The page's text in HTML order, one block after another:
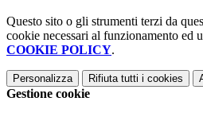
Questo sito o gli strumenti terzi da
cookie necessari al funzionamento ed
COOKIE POLICY.
Personalizza Rifiuta tutti i cookies
Gestione cookie